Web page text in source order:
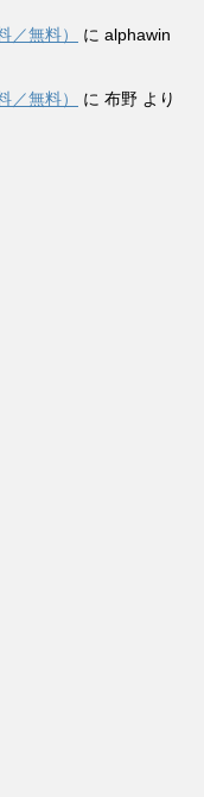
無料）
に alphawin
無料）
に 布野 より